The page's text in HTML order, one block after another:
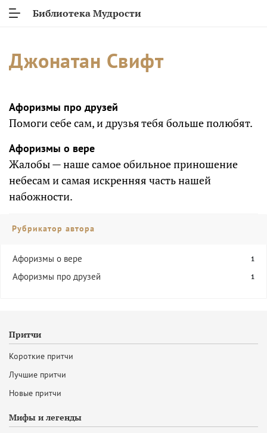
Библиотека Мудрости
Джонатан Свифт
Афоризмы про друзей
Помоги себе сам, и друзья тебя больше полюбят.
Афоризмы о вере
Жалобы — наше самое обильное приношение
небесам и самая искренняя часть нашей
набожности.
Рубрикатор автора
Афоризмы о вере 1
Афоризмы про друзей 1
Притчи
Короткие притчи
Лучшие притчи
Новые притчи
Мифы и легенды